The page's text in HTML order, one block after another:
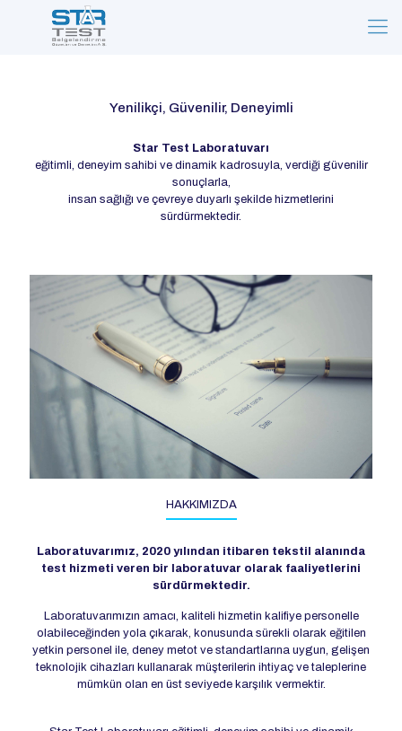
Yenilikçi, Güvenilir, Deneyimli
Star Test Laboratuvarı
eğitimli, deneyim sahibi ve dinamik kadrosuyla, verdiği güvenilir
sonuçlarla,
insan sağlığı ve çevreye duyarlı şekilde hizmetlerini
sürdürmektedir.
HAKKIMIZDA
Laboratuvarımız, 2020 yılından itibaren tekstil alanında
test hizmeti veren bir laboratuvar olarak faaliyetlerini
sürdürmektedir.
Laboratuvarımızın amacı, kaliteli hizmetin kalifiye personelle
olabileceğinden yola çıkarak, konusunda sürekli olarak eğitilen
yetkin personel ile, deney metot ve standartlarına uygun, gelişen
teknolojik cihazları kullanarak müşterilerin ihtiyaç ve taleplerine
mümkün olan en üst seviyede karşılık vermektir.